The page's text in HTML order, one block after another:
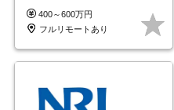
600万円可
400～600万円
フルリモートあり